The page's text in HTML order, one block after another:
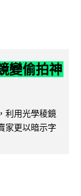
變偷拍神
利用光學稜鏡
家更以暗示字